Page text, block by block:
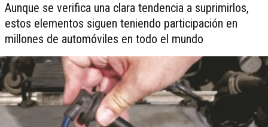
Aunque se verifica una clara tendencia a suprimirlos,
estos elementos siguen teniendo participación en
millones de automóviles en todo el mundo